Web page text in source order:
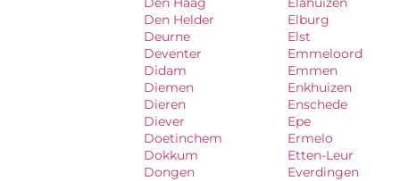
Den Helder
Deurne
Deventer
Didam
Diemen
Dieren
Diever
Doetinchem
Dokkum
Dongen
Elburg
Elst
Emmeloord
Emmen
Enkhuizen
Enschede
Epe
Ermelo
Etten-Leur
Everdingen